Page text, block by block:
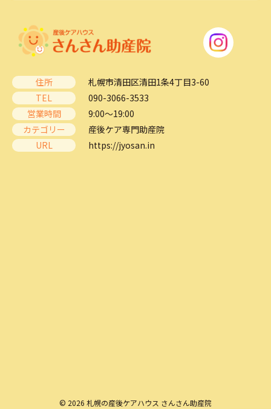
住所
札幌市清田区清田1条4丁目3-60
TEL
090-3066-3533
営業時間
9:00～19:00
カテゴリー
産後ケア専門助産院
URL
https://jyosan.in
© 2026 札幌の産後ケアハウス さんさん助産院